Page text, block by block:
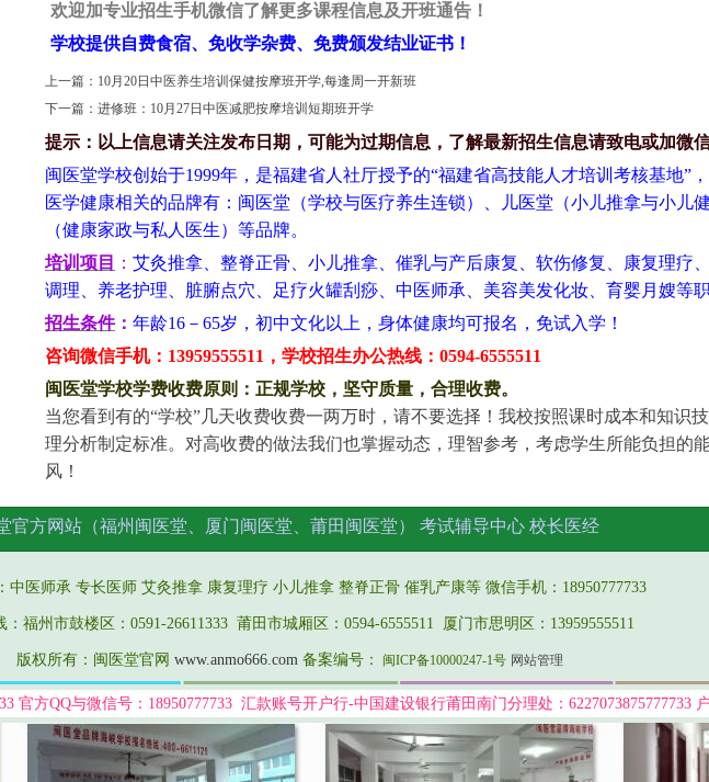
欢迎加专业招生手机微信了解更多课程信息及开班通告！
学校提供自费食宿、免收学杂费、免费颁发结业证书！
上一篇： 10月20日中医养生培训保健按摩班开学,每逢周一开新班
下一篇： 进修班：10月27日中医减肥按摩培训短期班开学
提示：以上信息请关注发布日期，可能为过期信息，了解最新招生信息请致电或加微
闽医堂学校创始于1999年，是福建省人社厅授予的“福建省高技能人才培训考核基地”
医学健康相关的品牌有：闽医堂（学校与医疗养生连锁）、儿医堂（小儿推拿与小儿
（健康家政与私人医生）等品牌。
培训项目
： 艾灸推拿、整脊正骨、小儿推拿、催乳与产后康复、软伤修复、康复理疗
调理、养老护理、脏腑点穴、足疗火罐刮痧、中医师承、美容美发化妆、育婴月嫂等职
招生条件： 年龄16－65岁，初中文化以上，身体健康均可报名，免试入学！
咨询微信手机：13959555511，学校招生办公热线：0594-6555511
闽医堂学校学费收费原则 ：正规学校，坚守质量，合理收费。
当您看到有的“学校”几天收费收费一两万时，请不要选择！ 我校按照课时成本和知识
理分析制定标准。对高收费的做法我们也掌握动态，理智参考，考虑学生所能负担的能
风！
中医师承 专长医师 艾灸推拿 康复理疗 小儿推拿 整脊正骨 催乳产康等 微信手机：18950777733
：福州市鼓楼区：0591-26611333 莆田市城厢区：0594-6555511 厦门市思明区：13959555511
版权所有：闽医堂官网 www.anmo666.com 备案编号： 闽ICP备10000247-1号 网站管理
官方QQ与微信号：18950777733 汇款账号开户行-中国建设银行莆田南门分理处：6227073875777733
官方网站（福州闽医堂、厦门闽医堂、莆田闽医堂） 考试辅导中心 校长医经